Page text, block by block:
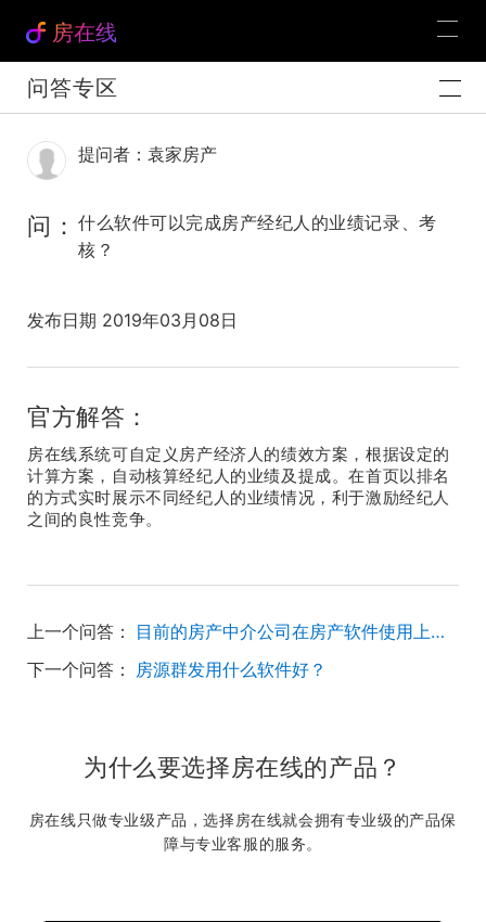
房在线
问答专区
提问者：袁家房产
问： 什么软件可以完成房产经纪人的业绩记录、考
核？
发布日期 2019年03月08日
官方解答：
房在线系统可自定义房产经济人的绩效方案，根据设定的
计算方案，自动核算经纪人的业绩及提成。在首页以排名
的方式实时展示不同经纪人的业绩情况，利于激励经纪人
之间的良性竞争。
上一个问答：
目前的房产中介公司在房产软件使用上他们最热衷的是哪一种房产软件?
下一个问答： 房源群发用什么软件好？
为什么要选择房在线的产品？
房在线只做专业级产品，选择房在线就会拥有专业级的产品保
障与专业客服的服务。